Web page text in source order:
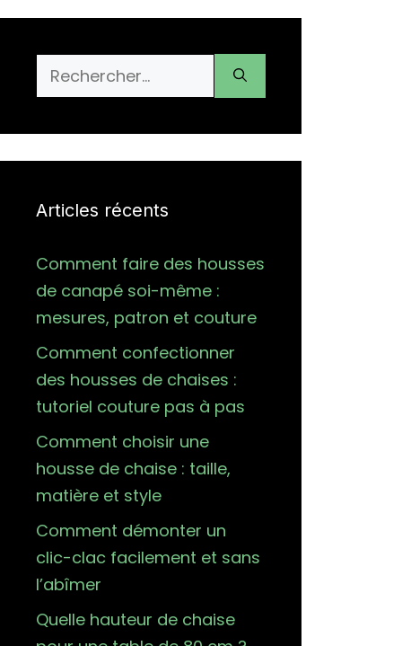
Rechercher :
Articles récents
Comment faire des housses
de canapé soi-même :
mesures, patron et couture
Comment confectionner
des housses de chaises :
tutoriel couture pas à pas
Comment choisir une
housse de chaise : taille,
matière et style
Comment démonter un
clic-clac facilement et sans
l’abîmer
Quelle hauteur de chaise